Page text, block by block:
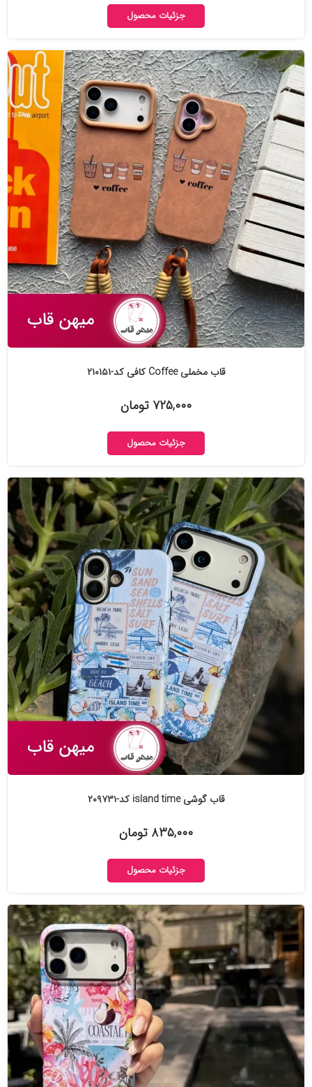
جزئیات محصول
قاب مخملی Coffee کافی کد-۲۱۰۱۵۱
۷۲۵,۰۰۰ تومان
جزئیات محصول
قاب گوشی island time کد-۲۰۹۷۳۱
۸۳۵,۰۰۰ تومان
جزئیات محصول